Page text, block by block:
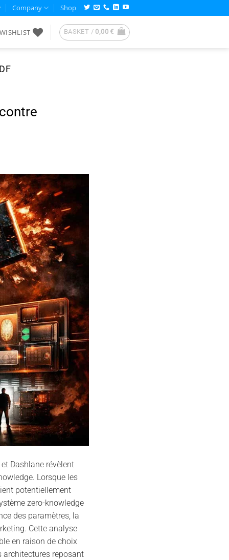
Company Shop
WISHLIST BASKET / 0,00€
Dashlane révèlent
Lorsque les
potentiellement
zero-knowledge
des paramètres, la
Cette analyse
en raison de choix
architectures reposant